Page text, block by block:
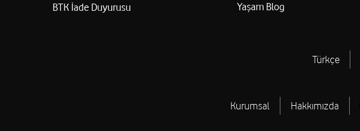
BTK İade Duyurusu
Yaşam Blog
Türkçe
Kurumsal Hakkımızda